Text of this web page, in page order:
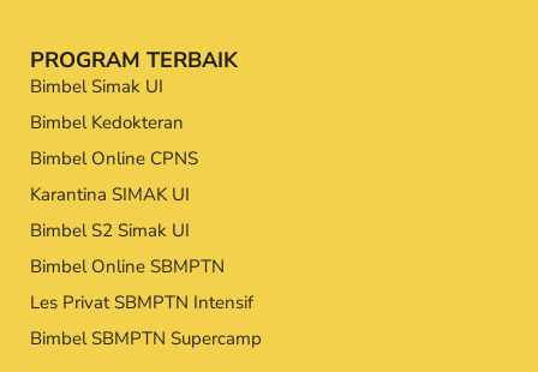
PROGRAM TERBAIK
Bimbel Simak UI
Bimbel Kedokteran
Bimbel Online CPNS
Karantina SIMAK UI
Bimbel S2 Simak UI
Bimbel Online SBMPTN
Les Privat SBMPTN Intensif
Bimbel SBMPTN Supercamp